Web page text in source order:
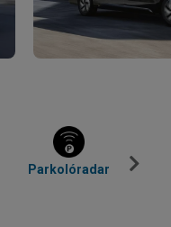
Parkolóradar